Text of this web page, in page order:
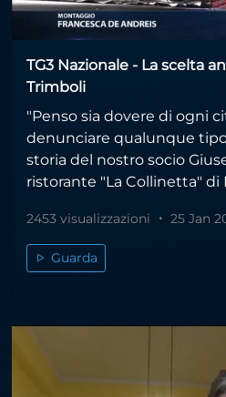
TG3 Nazionale - La scelta
Trimboli
"Penso sia dovere di ogni
denunciare qualunque
storia del nostro socio
ristorante "La Collinetta" di
2453 visualizzazioni 25 Jan
Guarda